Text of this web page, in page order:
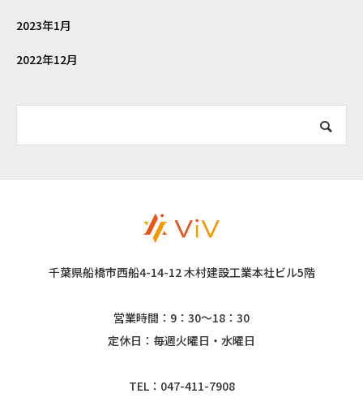
2023年1月
2022年12月
千葉県船橋市西船4-14-12 木村建設工業本社ビル5階
営業時間：9：30～18：30
定休日：毎週火曜日・水曜日
TEL：047-411-7908